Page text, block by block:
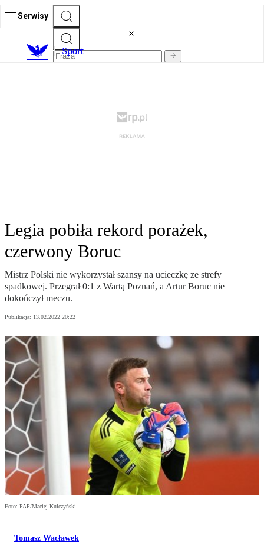
Serwisy
Sport
Legia pobiła rekord porażek,
czerwony Boruc
Mistrz Polski nie wykorzystał szansy na ucieczkę ze strefy
spadkowej. Przegrał 0:1 z Wartą Poznań, a Artur Boruc nie
dokończył meczu.
Publikacja: 13.02.2022 20:22
Foto: PAP/Maciej Kulczyński
Tomasz Wacławek